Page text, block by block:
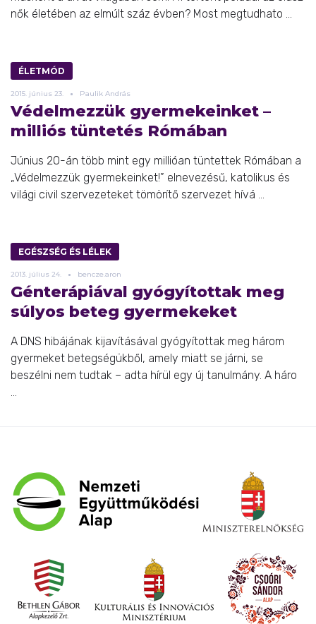
nők életében az elmúlt száz évben? Most megtudhato ...
ÉLETMÓD
2015. június 23. Paulik András
Védelmezzük gyermekeinket –
milliós tüntetés Rómában
Június 20-án több mint egy millióan tüntettek Rómában a
„Védelmezzük gyermekeinket!” elnevezésű, katolikus és
világi civil szervezeteket tömörítő szervezet hívá ...
EGÉSZSÉG ÉS LÉLEK
2013. július 24. bencze.aron
Génterápiával gyógyítottak meg
súlyos beteg gyermekeket
A DNS hibájának kijavításával gyógyítottak meg három
gyermeket betegségükből, amely miatt se járni, se
beszélni nem tudtak – adta hírül egy új tanulmány. A háro